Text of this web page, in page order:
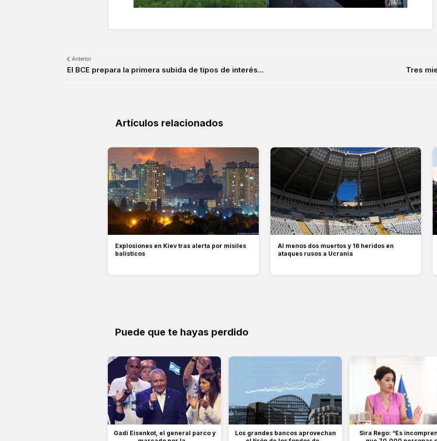
Anterior
El BCE prepara la primera subida de tipos de interés... Tres
Artículos relacionados
Explosiones en Kiev tras alerta por misiles
balísticos
Al menos dos muertos y 16 heridos en
ataques rusos a Ucrania
Puede que te hayas perdido
Gadi Eisenkot, el general parco y
Los grandes bancos aprovechan
Sira Rego: “Es